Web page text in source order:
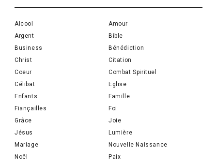
Alcool
Amour
Argent
Bible
Business
Bénédiction
Christ
Citation
Coeur
Combat Spirituel
Célibat
Eglise
Enfants
Famille
Fiançailles
Foi
Grâce
Joie
Jésus
Lumière
Mariage
Nouvelle Naissance
Noël
Paix